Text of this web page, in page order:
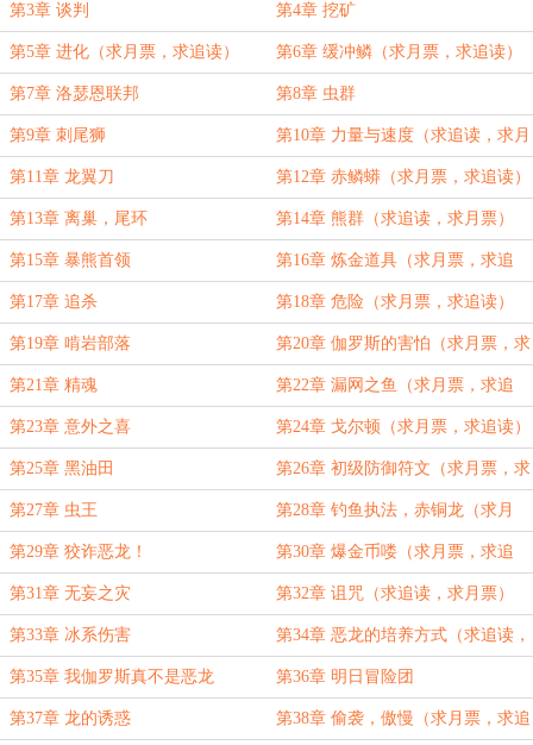
第3章 谈判 第4章 挖矿
第5章 进化（求月票，求追读） 第6章 缓冲鳞（求月票，求追读）
第7章 洛瑟恩联邦 第8章 虫群
第9章 刺尾狮 第10章 力量与速度（求追读，求月
票）
第11章 龙翼刀 第12章 赤鳞蟒（求月票，求追读）
第13章 离巢，尾环 第14章 熊群（求追读，求月票）
第15章 暴熊首领 第16章 炼金道具（求月票，求追
读）
第17章 追杀 第18章 危险（求月票，求追读）
第19章 啃岩部落 第20章 伽罗斯的害怕（求月票，求
追读）
第21章 精魂 第22章 漏网之鱼（求月票，求追
读）
第23章 意外之喜 第24章 戈尔顿（求月票，求追读）
第25章 黑油田 第26章 初级防御符文（求月票，求
追读）
第27章 虫王 第28章 钓鱼执法，赤铜龙（求月
票，求追读）
第29章 狡诈恶龙！ 第30章 爆金币喽（求月票，求追
读）
第31章 无妄之灾 第32章 诅咒（求追读，求月票）
第33章 冰系伤害 第34章 恶龙的培养方式（求追读，
求月票）
第35章 我伽罗斯真不是恶龙 第36章 明日冒险团
第37章 龙的诱惑 第38章 偷袭，傲慢（求月票，求追